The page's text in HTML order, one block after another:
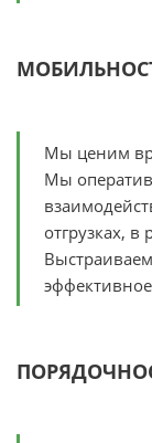
Мы ценим
Мы
отгрузках,